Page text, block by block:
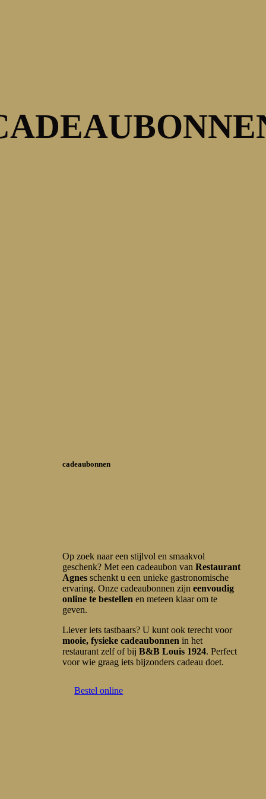
cadeaubonnen
Op zoek naar een stijlvol en smaakvol
geschenk? Met een cadeaubon vanRestaurant
Agnes schenkt u een unieke gastronomische
ervaring. Onze cadeaubonnen zijneenvoudig
online te bestellen en meteen klaar om te
geven.
Liever iets tastbaars? U kunt ook terecht voor
mooie, fysieke cadeaubonnen in het
restaurant zelf of bijB&B Louis 1924. Perfect
voor wie graag iets bijzonders cadeau doet.
Bestel online